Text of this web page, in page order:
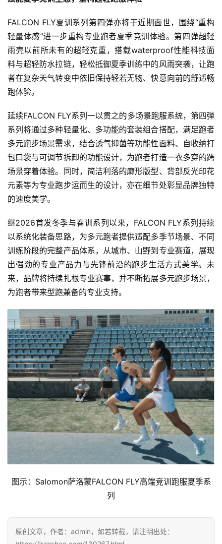
频
用
户
精
选
运
动
集
FALCON FLY夏训系列第四弹亦将于近期面世，围绕“重构
轻量体感”进一步重构专业跑者夏季竞训体验。第四弹超轻
雨壳以前所未有的超轻克重，搭载waterproof性能科技面
料与超轻防水拉链，轻松抵御夏季训练中的风雨突袭，让跑
者在复杂天气转变中依旧保持轻若无物、快意向前的舒适畅
跑体验。
延续FALCON FLY系列一以贯之的多场景跑服系统，第四弹
系列将通过多种轻量化、多功能的套装组合搭配，满足跑者
多元跑步场景需求，结合透气抑菌等功能性面料、自收纳打
包口袋与可调节拆卸的功能设计，为跑者打造一衣多穿的跨
场景穿着体验。同时，简洁利落的廓形版型、背部反光印花
元素等为专业跑步运而生的设计，亦在细节处彰显品牌独特
的速度美学。
继2026首发冬季与春训系列以来，FALCON FLY系列持续
以系统化装备思路，为多元跑者提供适配多季节场景、不同
训练阶段的完整产品体系，从城市、山野到专业赛道，展现
出强劲的专业产品力与先锋前沿的跑步生活方式美学。未
来，品牌将持续扎根专业赛事，并不断拓展多元跑步场景，
为跑者带来型跑兼备的专业支持。
图示：Salomon萨洛蒙FALCON FLY高端竞训跑服夏季系
列
原创文章，作者：admin，如若转载，请注明出处：